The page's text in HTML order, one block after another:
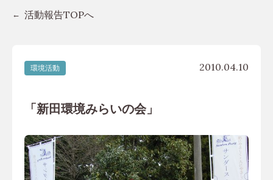
活動報告TOPへ
環境活動 2010.04.10
「新田環境みらいの会」